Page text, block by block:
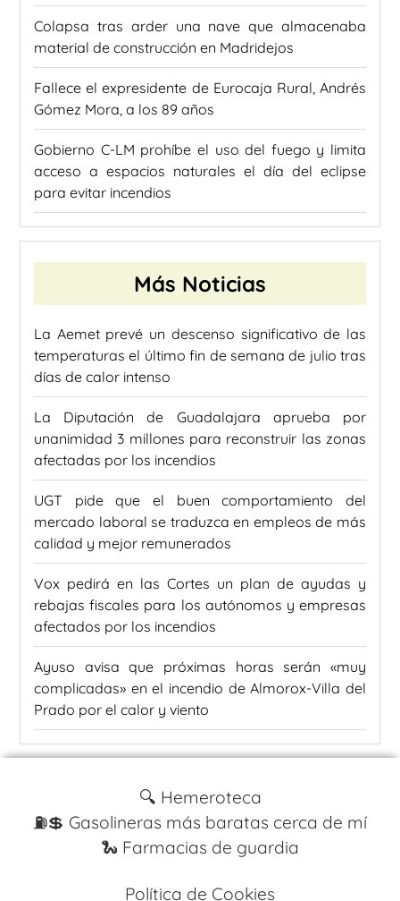
Colapsa tras arder una nave que almacenaba
material de construcción en Madridejos
Fallece el expresidente de Eurocaja Rural, Andrés
Gómez Mora, a los 89 años
Gobierno C-LM prohíbe el uso del fuego y limita
acceso a espacios naturales el día del eclipse
para evitar incendios
Más Noticias
La Aemet prevé un descenso significativo de las
temperaturas el último fin de semana de julio tras
días de calor intenso
La Diputación de Guadalajara aprueba por
unanimidad 3 millones para reconstruir las zonas
afectadas por los incendios
UGT pide que el buen comportamiento del
mercado laboral se traduzca en empleos de más
calidad y mejor remunerados
Vox pedirá en las Cortes un plan de ayudas y
rebajas fiscales para los autónomos y empresas
afectados por los incendios
Ayuso avisa que próximas horas serán «muy
complicadas» en el incendio de Almorox-Villa del
Prado por el calor y viento
🔍 Hemeroteca
⛽️💲 Gasolineras más baratas cerca de mí
🐍 Farmacias de guardia
Política de Cookies